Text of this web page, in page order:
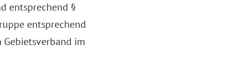
entsprechend §
entsprechend
Gebietsverband im